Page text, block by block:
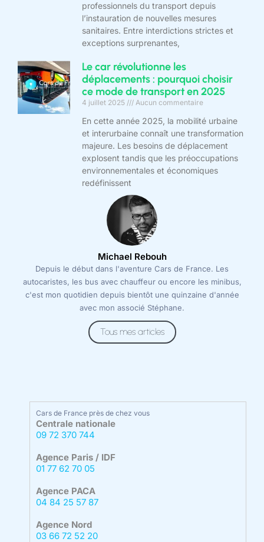
Michael Rebouh
Depuis le début dans l'aventure Cars de France. Les
autocaristes, les bus avec chauffeur ou encore les minibus,
c'est mon quotidien depuis bientôt une quinzaine d'année
avec mon associé Stéphane.
Tous mes articles
Cars de France près de chez vous
Centrale nationale
09 72 370 744
Agence Paris / IDF
01 77 62 70 05
Agence PACA
04 84 25 57 87
Agence Nord
03 66 72 52 20
professionnels du transport depuis
l’instauration de nouvelles mesures
sanitaires. Entre interdictions strictes et
exceptions surprenantes,
Le car révolutionne les
déplacements : pourquoi choisir
ce mode de transport en 2025
4 juillet 2025 Aucun commentaire
En cette année 2025, la mobilité urbaine
et interurbaine connaît une transformation
majeure. Les besoins de déplacement
explosent tandis que les préoccupations
environnementales et économiques
redéfinissent